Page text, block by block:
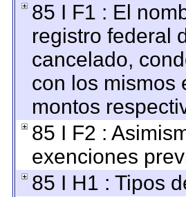
85 I F1 : El
registro federal
cancelado,
con los mismos
montos
85 I F2 :
exenciones
85 I H1 : Tipos